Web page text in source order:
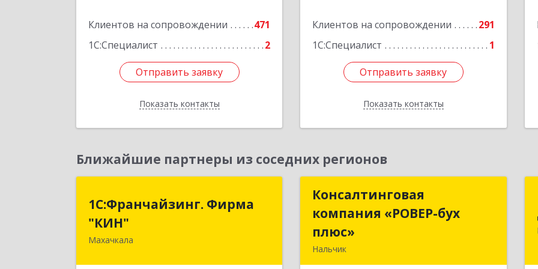
Клиентов на сопровождении
471
1С:Специалист
2
Отправить заявку
Показать контакты
Отправить заявку
Назад
Клиентов на сопровождении
291
1С:Специалист
1
Отправить заявку
Показать контакты
Отправить заявку
Назад
Ближайшие партнеры из соседних регионов
1С:Франчайзинг. Фирма
"КИН"
Махачкала
1С:Франчайзинг. Фирма
"КИН"
367030, Дагестан Респ, Махачкала г,
Консалтинговая
компания «РОВЕР-бух
плюс»
Нальчик
Консалтинговая
компания «РОВЕР-бух